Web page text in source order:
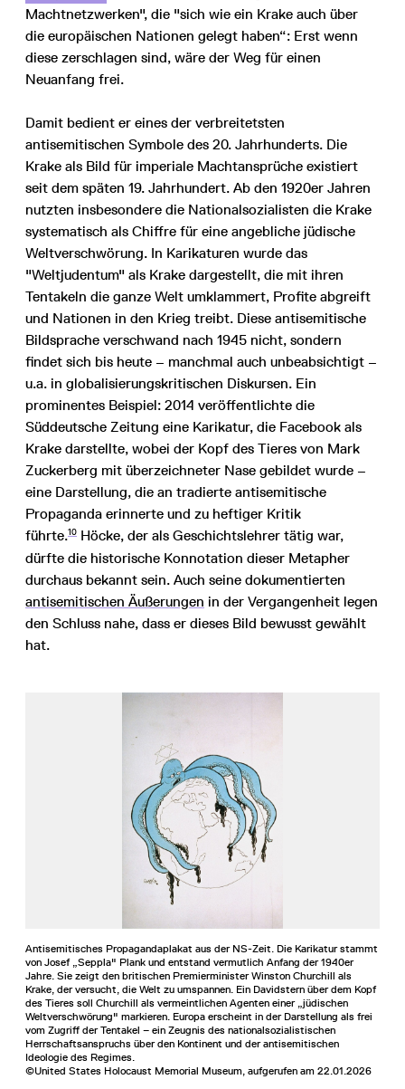
Machtnetzwerken", die "sich wie ein Krake auch über
die europäischen Nationen gelegt haben“: Erst wenn
diese zerschlagen sind, wäre der Weg für einen
Neuanfang frei.
Damit bedient er eines der verbreitetsten
antisemitischen Symbole des 20. Jahrhunderts. Die
Krake als Bild für imperiale Machtansprüche existiert
seit dem späten 19. Jahrhundert. Ab den 1920er Jahren
nutzten insbesondere die Nationalsozialisten die Krake
systematisch als Chiffre für eine angebliche jüdische
Weltverschwörung. In Karikaturen wurde das
"Weltjudentum" als Krake dargestellt, die mit ihren
Tentakeln die ganze Welt umklammert, Profite abgreift
und Nationen in den Krieg treibt. Diese antisemitische
Bildsprache verschwand nach 1945 nicht, sondern
findet sich bis heute – manchmal auch unbeabsichtigt –
u.a. in globalisierungskritischen Diskursen. Ein
prominentes Beispiel: 2014 veröffentlichte die
Süddeutsche Zeitung eine Karikatur, die Facebook als
Krake darstellte, wobei der Kopf des Tieres von Mark
Zuckerberg mit überzeichneter Nase gebildet wurde –
eine Darstellung, die an tradierte antisemitische
Propaganda erinnerte und zu heftiger Kritik
führte.10 Höcke, der als Geschichtslehrer tätig war,
dürfte die historische Konnotation dieser Metapher
durchaus bekannt sein. Auch seine dokumentierten
antisemitischen Äußerungen in der Vergangenheit legen
den Schluss nahe, dass er dieses Bild bewusst gewählt
hat.
Antisemitisches Propagandaplakat aus der NS-Zeit. Die Karikatur stammt
von Josef „Seppla" Plank und entstand vermutlich Anfang der 1940er
Jahre. Sie zeigt den britischen Premierminister Winston Churchill als
Krake, der versucht, die Welt zu umspannen. Ein Davidstern über dem Kopf
des Tieres soll Churchill als vermeintlichen Agenten einer „jüdischen
Weltverschwörung" markieren. Europa erscheint in der Darstellung als frei
vom Zugriff der Tentakel – ein Zeugnis des nationalsozialistischen
Herrschaftsanspruchs über den Kontinent und der antisemitischen
Ideologie des Regimes.
©United States Holocaust Memorial Museum, aufgerufen am 22.01.2026